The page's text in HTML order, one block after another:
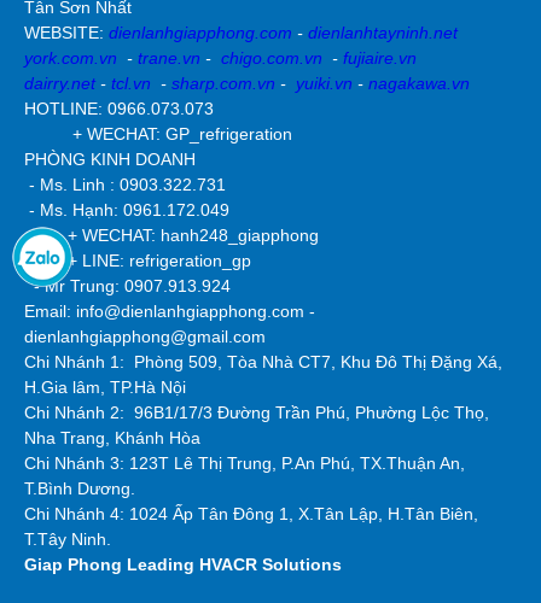
Tân Sơn Nhất
WEBSITE: dienlanhgiapphong.com - dienlanhtayninh.net
york.com.vn - trane.vn - chigo.com.vn - fujiaire.vn
dairry.net- tcl.vn - sharp.com.vn - yuiki.vn - nagakawa.vn
HOTLINE: 0966.073.073
+ WECHAT: GP_refrigeration
PHÒNG KINH DOANH
- Ms. Linh : 0903.322.731
- Ms. Hạnh: 0961.172.049
+ WECHAT: hanh248_giapphong
+ LINE: refrigeration_gp
- Mr Trung: 0907.913.924
Email: info@dienlanhgiapphong.com -
dienlanhgiapphong@gmail.com
Chi Nhánh 1: Phòng 509, Tòa Nhà CT7, Khu Đô Thị Đặng Xá,
H.Gia lâm, TP.Hà Nội
Chi Nhánh 2: 96B1/17/3 Đường Trần Phú, Phường Lộc Thọ,
Nha Trang, Khánh Hòa
Chi Nhánh 3: 123T Lê Thị Trung, P.An Phú, TX.Thuận An,
T.Bình Dương.
Chi Nhánh 4: 1024 Ấp Tân Đông 1, X.Tân Lập, H.Tân Biên,
T.Tây Ninh.
Giap Phong Leading HVACR Solutions